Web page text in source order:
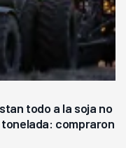
todo a la soja no
compraron